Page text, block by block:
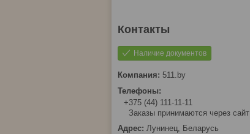
Наличие документов
511.by
+375 (44) 111-11-11
Заказы принимаются через сайт
Лунинец, Беларусь